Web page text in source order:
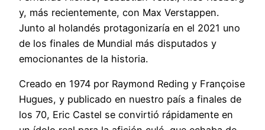
y, más recientemente, con Max Verstappen.
Junto al holandés protagonizaría en el 2021 uno
de los finales de Mundial más disputados y
emocionantes de la historia.
Creado en 1974 por Raymond Reding y Françoise
Hugues, y publicado en nuestro país a finales de
los 70, Eric Castel se convirtió rápidamente en